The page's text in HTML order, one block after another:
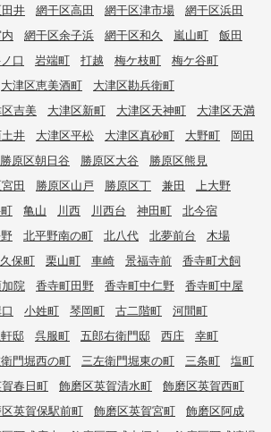
井 網干区高田 網干区津市場
網干区浜田
網干区余子浜 網干区和久 嵐山町
飯田
口 岩端町 打越 梅ケ枝町
梅ケ谷町
大津区恵美酒町
大津区勘兵衛町
吉美 大津区新町 大津区天神町
大津区天満
井 大津区平松 大津区真砂町 大野町
岡田
勝原区朝日谷 勝原区大谷
勝原区熊見
田 勝原区山戸 勝原区丁 兼田
上大野
亀山 川西 川西台 神田町
北今宿
北平野南の町 北八代 北夢前台
木場
久保町 栗山町 車崎 景福寺前
香寺町犬飼
院 香寺町田野 香寺町中仁野
香寺町中屋
小姓町 琴岡町 古二階町
河間町
邸 呉服町 五郎右衛門邸 西庄
幸町
門堀西の町 三左衛門堀東の町 三条町
塩町
春日町 飾磨区英賀清水町
飾磨区英賀西町
英賀保駅前町 飾磨区英賀宮町
飾磨区阿成